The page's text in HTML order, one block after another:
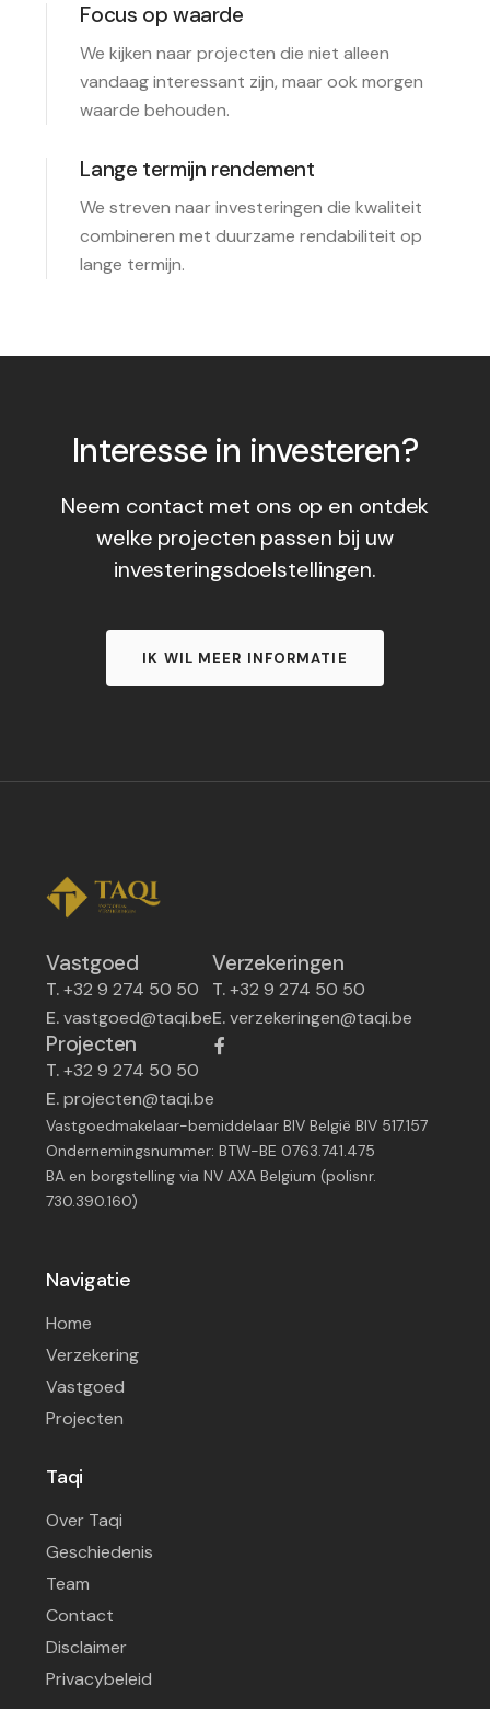
Focus op waarde
We kijken naar projecten die niet alleen
vandaag interessant zijn, maar ook morgen
waarde behouden.
Lange termijn rendement
We streven naar investeringen die kwaliteit
combineren met duurzame rendabiliteit op
lange termijn.
Interesse in investeren?
Neem contact met ons op en ontdek
welke projecten passen bij uw
investeringsdoelstellingen.
IK WIL MEER INFORMATIE
Vastgoed
T. +32 9 274 50 50
E. vastgoed@taqi.be
Verzekeringen
T. +32 9 274 50 50
E. verzekeringen@taqi.be
Projecten
T. +32 9 274 50 50
E. projecten@taqi.be
Vastgoedmakelaar-bemiddelaar BIV België BIV 517.157
Ondernemingsnummer: BTW-BE 0763.741.475
BA en borgstelling via NV AXA Belgium (polisnr.
730.390.160)
Navigatie
Home
Verzekering
Vastgoed
Projecten
Taqi
Over Taqi
Geschiedenis
Team
Contact
Disclaimer
Privacybeleid